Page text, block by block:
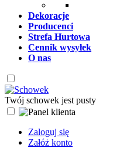
Dekoracje
Producenci
Strefa Hurtowa
Cennik wysyłek
O nas
Twój schowek jest pusty
Zaloguj się
Załóż konto